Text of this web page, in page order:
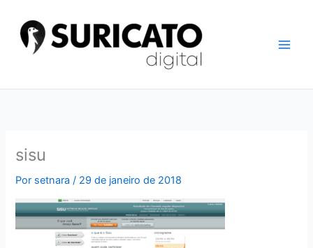
conteúdo
sisu
Por setnara/ 29 de janeiro de 2018